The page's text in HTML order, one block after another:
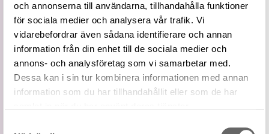
och annonserna till användarna, tillhandahålla funktioner
för sociala medier och analysera vår trafik. Vi
vidarebefordrar även sådana identifierare och annan
information från din enhet till de sociala medier och
annons- och analysföretag som vi samarbetar med.
Dessa kan i sin tur kombinera informationen med annan
information som du har tillhandahållit eller som de har
Relaterade
föremål
Visa 14 relaterade föremål
URI
https://samlingar.shm.se/term/3FC845DF-
0D1E-41C1-9FBE-CEA2BB499DC9
Kopiera URI
All textinformation (metadata) på denna sida är fri att